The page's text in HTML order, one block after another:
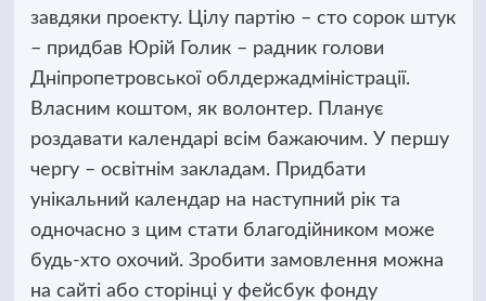
завдяки проекту. Цілу партію – сто сорок штук
– придбав Юрій Голик – радник голови
Дніпропетровської облдержадміністрації.
Власним коштом, як волонтер. Планує
роздавати календарі всім бажаючим. У першу
чергу – освітнім закладам. Придбати
унікальний календар на наступний рік та
одночасно з цим стати благодійником може
будь-хто охочий. Зробити замовлення можна
на сайті або сторінці у фейсбук фонду